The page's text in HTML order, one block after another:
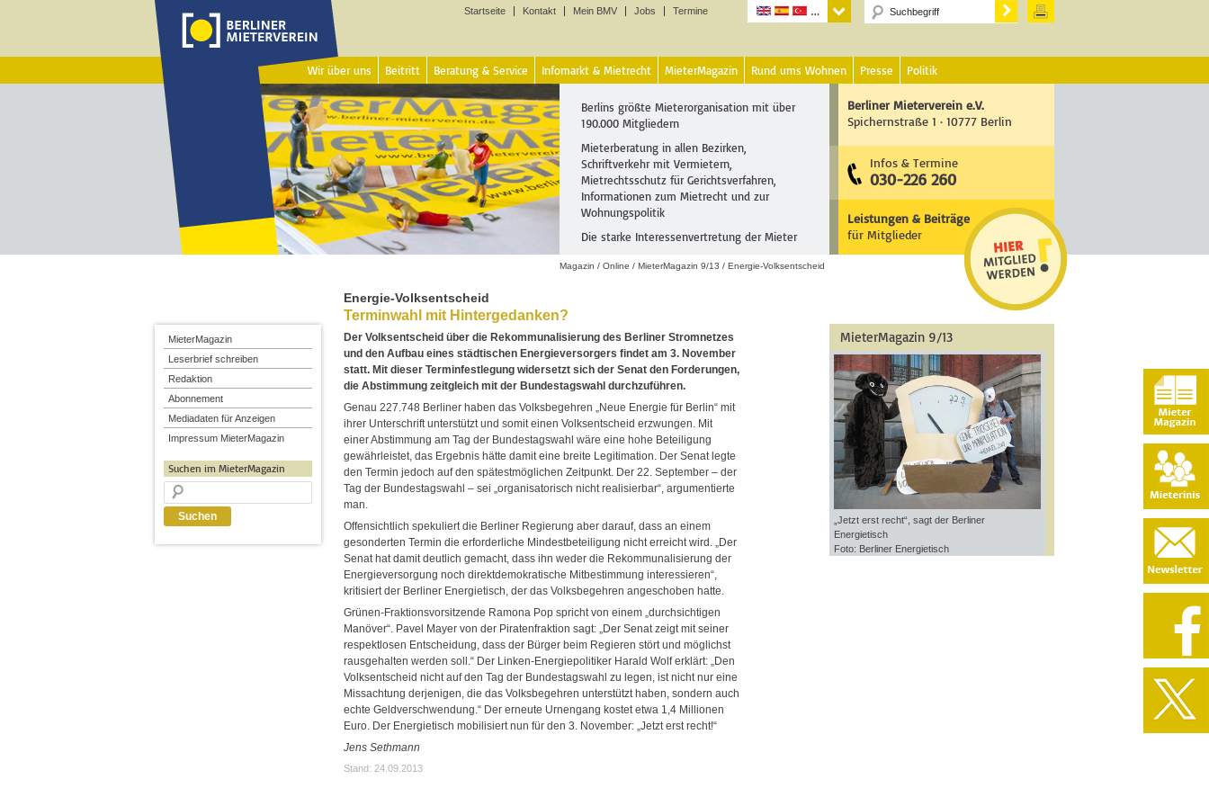
Startseite Kontakt Mein BMV Jobs Termine
Wir über uns Beitritt Beratung & Service Infomarkt & Mietrecht MieterMagazin Rund ums Wohnen Presse Politik
Berlins größte Mieterorganisation mit über
190.000 Mitgliedern
Mieterberatung in allen Bezirken,
Schriftverkehr mit Vermietern,
Mietrechtsschutz für Gerichtsverfahren,
Informationen zum Mietrecht und zur
Wohnungspolitik
Die starke Interessenvertretung der Mieter
Berliner Mieterverein e.V.
Spichernstraße 1 · 10777 Berlin
Infos & Termine
030-226 260
Leistungen & Beiträge
für Mitglieder
Magazin / Online / MieterMagazin 9/13 / Energie-Volksentscheid
Energie-Volksentscheid
Terminwahl mit Hintergedanken?
Der Volksentscheid über die Rekommunalisierung des Berliner Stromnetzes
und den Aufbau eines städtischen Energieversorgers findet am 3. November
statt. Mit dieser Terminfestlegung widersetzt sich der Senat den Forderungen,
die Abstimmung zeitgleich mit der Bundestagswahl durchzuführen.
Genau 227.748 Berliner haben das Volksbegehren „Neue Energie für Berlin“ mit
ihrer Unterschrift unterstützt und somit einen Volksentscheid erzwungen. Mit
einer Abstimmung am Tag der Bundestagswahl wäre eine hohe Beteiligung
gewährleistet, das Ergebnis hätte damit eine breite Legitimation. Der Senat legte
den Termin jedoch auf den spätestmöglichen Zeitpunkt. Der 22. September – der
Tag der Bundestagswahl – sei „organisatorisch nicht realisierbar“, argumentierte
man.
Offensichtlich spekuliert die Berliner Regierung aber darauf, dass an einem
gesonderten Termin die erforderliche Mindestbeteiligung nicht erreicht wird. „Der
Senat hat damit deutlich gemacht, dass ihn weder die Rekommunalisierung der
Energieversorgung noch direktdemokratische Mitbestimmung interessieren“,
kritisiert der Berliner Energietisch, der das Volksbegehren angeschoben hatte.
Grünen-Fraktionsvorsitzende Ramona Pop spricht von einem „durchsichtigen
Manöver“. Pavel Mayer von der Piratenfraktion sagt: „Der Senat zeigt mit seiner
respektlosen Entscheidung, dass der Bürger beim Regieren stört und möglichst
rausgehalten werden soll.“ Der Linken-Energiepolitiker Harald Wolf erklärt: „Den
Volksentscheid nicht auf den Tag der Bundestagswahl zu legen, ist nicht nur eine
Missachtung derjenigen, die das Volksbegehren unterstützt haben, sondern auch
echte Geldverschwendung.“ Der erneute Urnengang kostet etwa 1,4 Millionen
Euro. Der Energietisch mobilisiert nun für den 3. November: „Jetzt erst recht!“
Jens Sethmann
MieterMagazin 9/13
„Jetzt erst recht“, sagt der Berliner
Energietisch
Foto: Berliner Energietisch
Stand: 24.09.2013
MieterMagazin
Leserbrief schreiben
Redaktion
Abonnement
Mediadaten für Anzeigen
Impressum MieterMagazin
Suchen im MieterMagazin